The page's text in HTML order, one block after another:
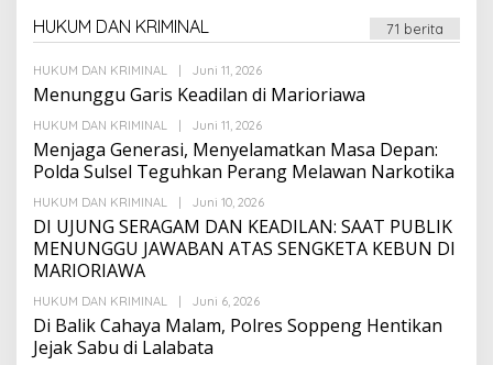
HUKUM DAN KRIMINAL 71 berita
HUKUM DAN KRIMINAL Juni 11, 2026Oleh
Menunggu Garis Keadilan di Marioriawa
HUKUM DAN KRIMINAL Juni 11, 2026Oleh
Menjaga Generasi, Menyelamatkan Masa Depan:
Polda Sulsel Teguhkan Perang Melawan Narkotika
HUKUM DAN KRIMINAL Juni 10, 2026Oleh
DI UJUNG SERAGAM DAN KEADILAN: SAAT PUBLIK
MENUNGGU JAWABAN ATAS SENGKETA KEBUN DI
MARIORIAWA
HUKUM DAN KRIMINAL Juni 6, 2026Oleh
Di Balik Cahaya Malam, Polres Soppeng Hentikan
Jejak Sabu di Lalabata